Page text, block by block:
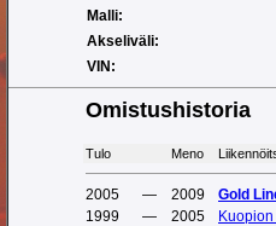
Malli:
Akseliväli:
VIN:
Omistushistoria
Tulo Meno
2005 — 2009
Gold
1999
— 2005